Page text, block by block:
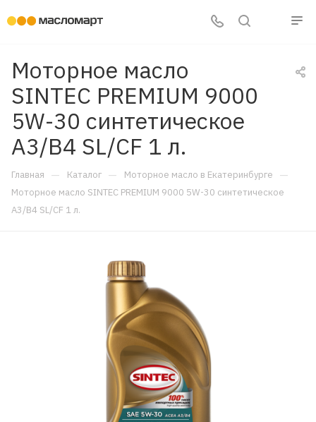
Моторное масло
SINTEC PREMIUM 9000
5W-30 синтетическое
A3/B4 SL/CF 1 л.
Главная — Каталог — Моторное масло в Екатеринбурге —
Моторное масло SINTEC PREMIUM 9000 5W-30 синтетическое
A3/B4 SL/CF 1 л.